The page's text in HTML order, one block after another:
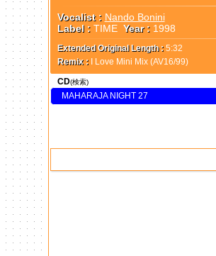
Vocalist : Nando Bonini
Label : TIME Year : 1998
Extended Original Length : 5:32
Remix : I Love Mini Mix (AV16/99)
CD(検索)
MAHARAJA NIGHT 27